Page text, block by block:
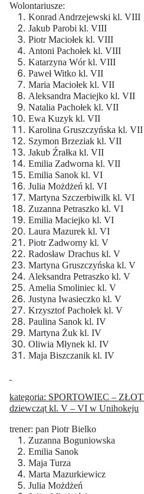
Wolontariusze:
Konrad Andrzejewski kl. VIII
Jakub Parobi kl. VIII
Piotr Maciołek kl. VIII
Antoni Pachołek kl. VIII
Katarzyna Wór kl. VIII
Paweł Witko kl. VII
Maria Maciołek kl. VII
Aleksandra Maciejko kl. VII
Natalia Pachołek kl. VII
Ewa Kuzyk kl. VII
Karolina Gruszczyńska kl. VII
Szymon Brzeziak kl. VII
Jakub Źrałka kl. VII
Emilia Zadworna kl. VII
Emilia Sanok kl. VI
Julia Możdżeń kl. VI
Martyna Szczerbiwilk kl. VI
Zuzanna Petraszko kl. VI
Emilia Maciejko kl. VI
Laura Mazurek kl. VI
Piotr Zadworny kl. V
Radosław Drachus kl. V
Martyna Gruszczyńska kl. V
Aleksandra Petraszko kl. V
Amelia Smoliniec kl. V
Justyna Iwasieczko kl. V
Krzysztof Pachołek kl. V
Paulina Sanok kl. IV
Martyna Żuk kl. IV
Oliwia Młynek kl. IV
Maja Biszczanik kl. IV
kategoria: SPORTOWIEC –
dziewcząt kl. V – VI w Unihokeju
trener: pan Piotr Bielko
Zuzanna Boguniowska
Emilia Sanok
Maja Turza
Marta Mazurkiewicz
Julia Możdżeń